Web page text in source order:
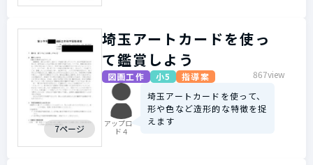
7ページ
埼玉アートカードを使っ
て鑑賞しよう
図画工作 小5 指導案 867view
アップロー
ド４
埼玉アートカードを使って、
形や色など造形的な特徴を捉
えます